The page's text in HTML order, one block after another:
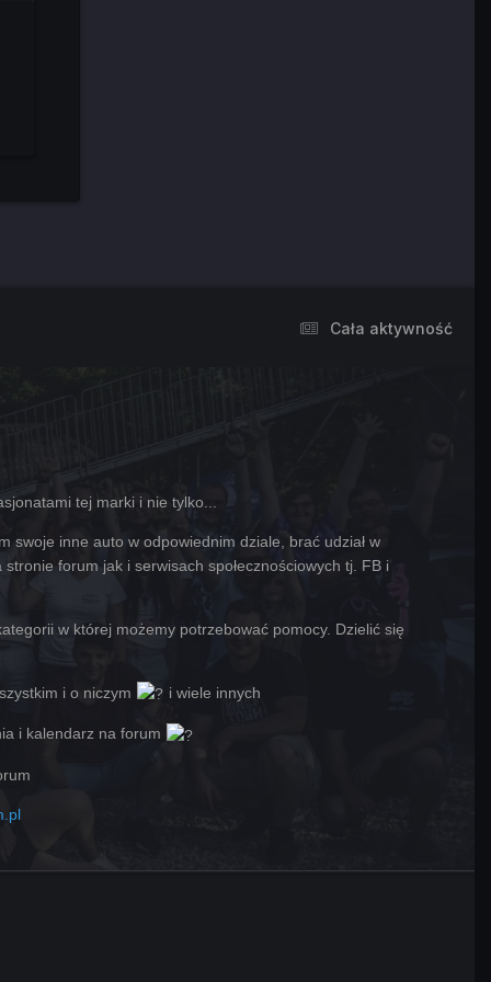
Cała aktywność
tej marki i nie tylko...
swoje inne auto w odpowiednim dziale, brać udział w
forum jak i serwisach społecznościowych tj. FB i
w której możemy potrzebować pomocy. Dzielić się
i o niczym i wiele innych
i kalendarz na forum